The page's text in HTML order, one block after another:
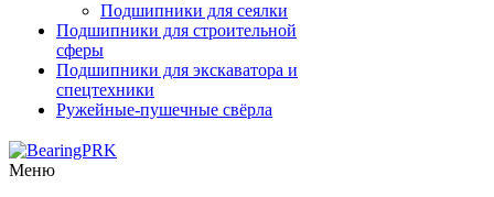
Подшипники для сеялки
Подшипники для строительной
сферы
Подшипники для экскаватора и
спецтехники
Ружейные-пушечные свёрла
Меню